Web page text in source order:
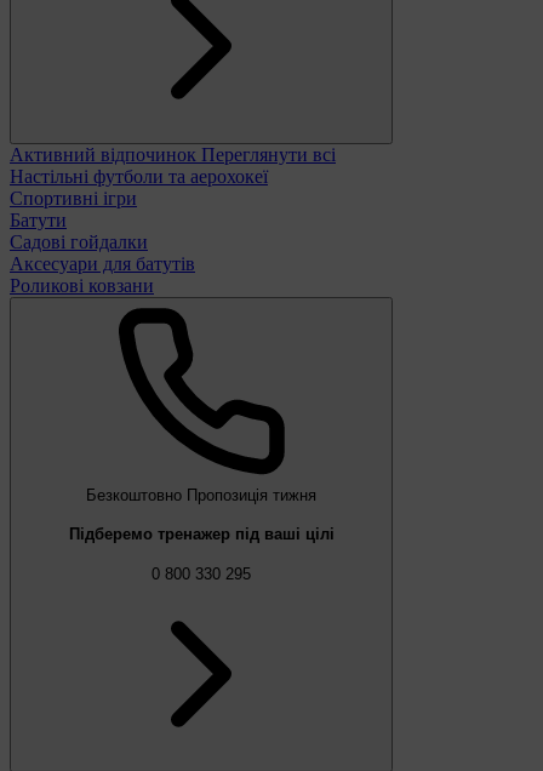
Активний відпочинок Переглянути всі
Настільні футболи та аерохокеї
Спортивні ігри
Батути
Садові гойдалки
Аксесуари для батутів
Роликові ковзани
Безкоштовно Пропозиція тижня
Підберемо тренажер під ваші цілі
0 800 330 295